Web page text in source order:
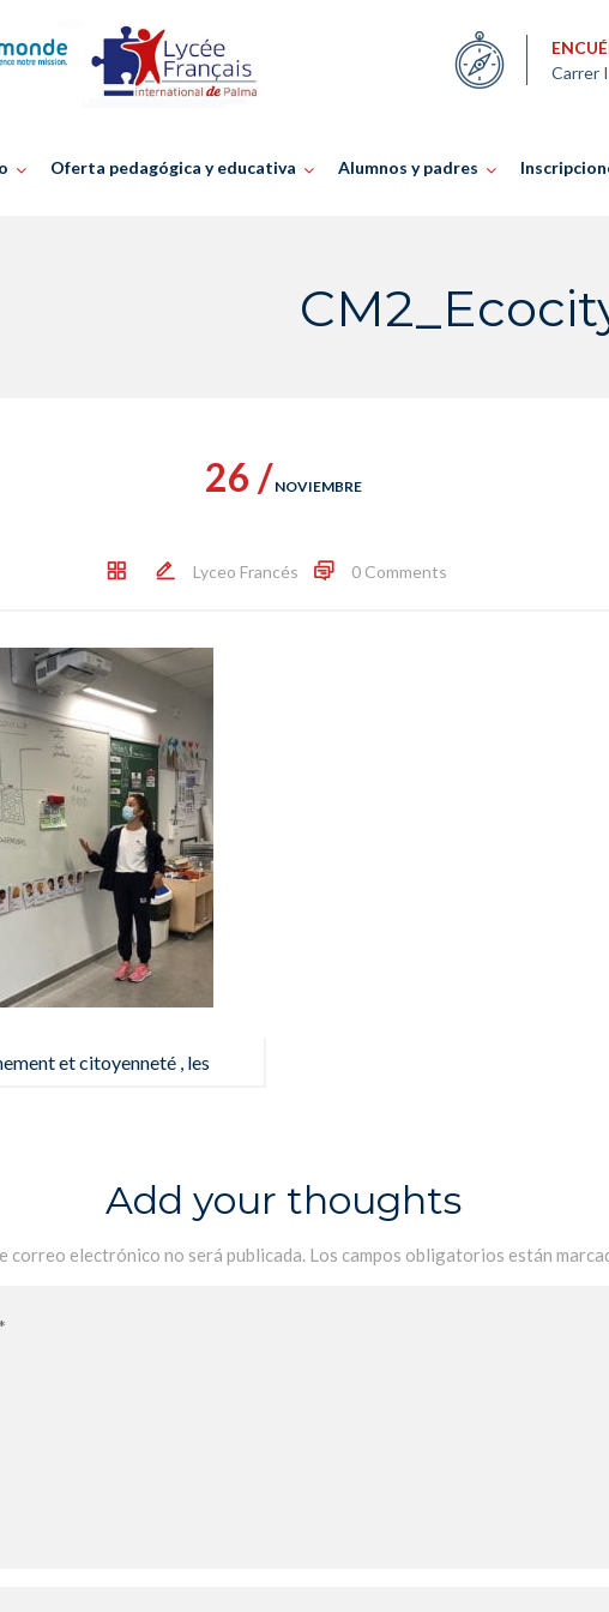
Carrer
Oferta pedagógica y educativa Alumnos y padres
26 / NOVIEMBRE
Lyceo Francés 0 Comments
et citoyenneté , les
Add your thoughts
correo electrónico no será publicada. Los campos obligatorios están